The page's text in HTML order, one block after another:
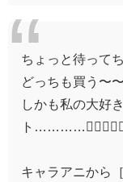
ちょっと待って
どっちも買う〜
しかも私の大好
ト
キャラアニから